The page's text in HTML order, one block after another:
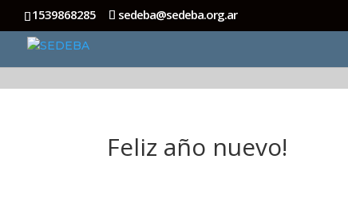
1539868285 sedeba@sedeba.org.ar
Feliz año nuevo!